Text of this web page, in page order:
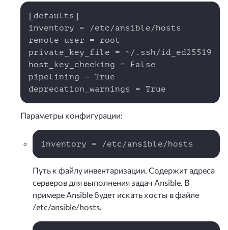
[defaults]
inventory = /etc/ansible/hosts
remote_user = root
private_key_file = ~/.ssh/id_ed25519
host_key_checking = False
pipelining = True
deprecation_warnings = True
Параметры конфигурации:
inventory = /etc/ansible/hosts
Путь к файлу инвентаризации. Содержит адреса
серверов для выполнения задач Ansible. В
примере Ansible будет искать хосты в файле
/etc/ansible/hosts.